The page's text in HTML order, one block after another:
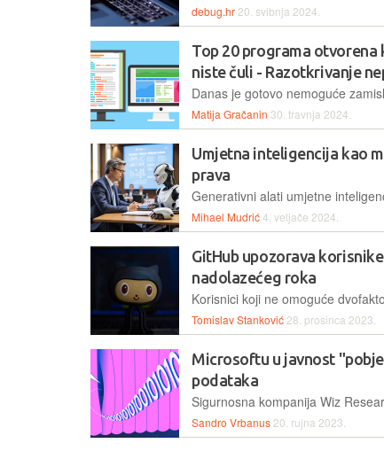
debug.hr 20. svibnja 2024.
Top 20 programa
niste čuli - Razotkrivanje
Matija Gračanin 30. travnja 2024.
Umjetna inteligencija kao
prava
Mihael Mudrić4. veljače 2024.
GitHub upozorava
nadolazećeg roka
Tomislav Stanković 28. prosinca 2023.
Microsoftu u javnost
podataka
Sandro Vrbanus 20. rujna 2023.